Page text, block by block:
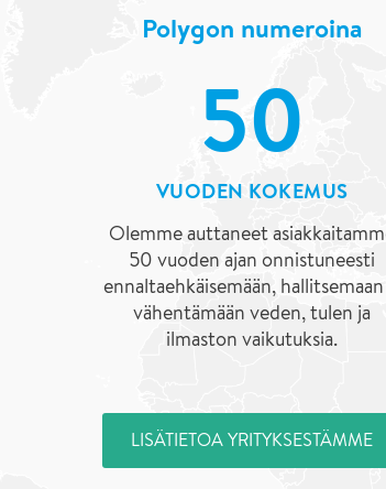
Polygon numeroina
50
VUODEN KOKEMUS
Olemme auttaneet
50 vuoden ajan onnistuneesti
ennaltaehkäisemään,
vähentämään veden, tulen ja
ilmaston vaikutuksia.
LISÄTIETOA YRITYKSESTÄMME